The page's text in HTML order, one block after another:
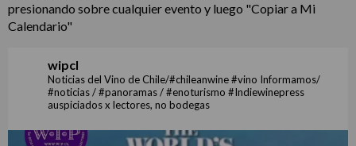
presionando sobre cualquier evento y luego "Copiar a Mi
Calendario"
wipcl
Noticias del Vino de Chile/#chileanwine #vino Informamos/
#noticias / #panoramas / #enoturismo #Indiewinepress
auspiciados x lectores, no bodegas